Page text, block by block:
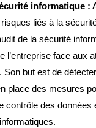
informatique :
risques liés à la
de la sécurité
l’entreprise face aux
Son but est de
place des mesures
contrôle des données